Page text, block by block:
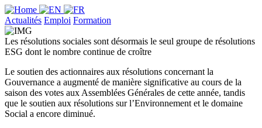
Actualités Emploi Formation
Les résolutions sociales sont désormais le seul groupe de résolutions
ESG dont le nombre continue de croître
Le soutien des actionnaires aux résolutions concernant la
Gouvernance a augmenté de manière significative au cours de la
saison des votes aux Assemblées Générales de cette année, tandis
que le soutien aux résolutions sur l’Environnement et le domaine
Social a encore diminué.